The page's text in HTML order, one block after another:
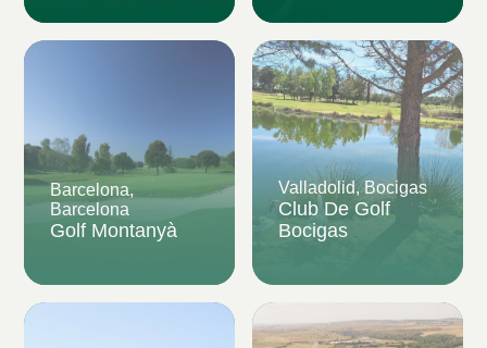
Barcelona,
Barcelona
Golf Montanyà
Valladolid, Bocigas
Club De Golf
Bocigas